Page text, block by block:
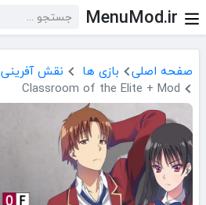
MenuMod.ir
صفحه اصلی بازی ها
نقش آفرینی
Classroom of the Elite + Mod